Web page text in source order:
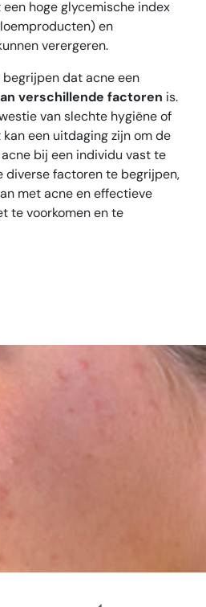
hoge glycemische index
en
verergeren.
dat acne een
verschillende factoren is.
van slechte hygiëne of
een uitdaging zijn om de
bij een individu vast te
diverse factoren te begrijpen,
met acne en effectieve
te voorkomen en te